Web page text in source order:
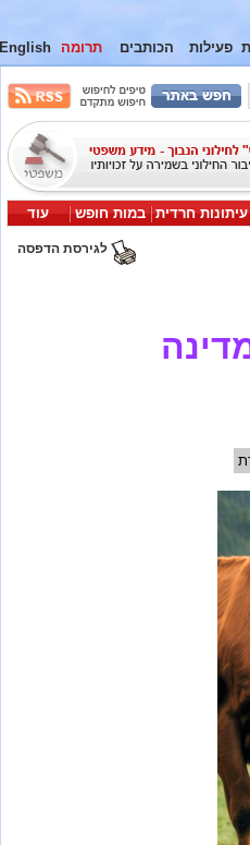
פעילות הכותבים תרומה English
עיתונות חרדית במות חופש עוד
לגירסת הדפסה